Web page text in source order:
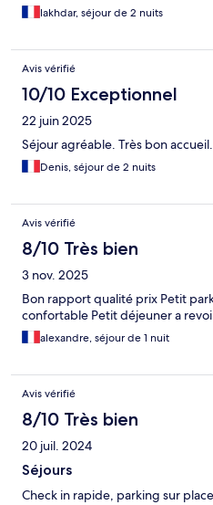
lakhdar, séjour de 2 nuits
Avis vérifié
10/10 Exceptionnel
22 juin 2025
Séjour agréable. Très bon accueil.
Denis, séjour de 2 nuits
Avis vérifié
8/10 Très bien
3 nov. 2025
Bon rapport qualité prix Petit
confortable Petit déjeuner a
alexandre, séjour de 1 nuit
Avis vérifié
8/10 Très bien
20 juil. 2024
Séjours
Check in rapide, parking sur place